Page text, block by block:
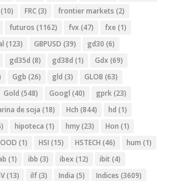
(10) FRC(3) frontier markets (2)
futuros (1162) fvx (47) fxe (1)
(123) GBPUSD (39) gd30 (6)
gd35d (8) gd38d (1) Gdx (69)
Ggb (26) gld (3) GLOB (63)
Gold (548) Googl (40) gprk(23)
de soja (18) Hch (844) hd (1)
hipoteca (1) hmy(23) Hon (1)
(1) HSI (15) HSTECH (46) hum (1)
(1) ibb (3) ibex (12) ibit (4)
(13) ilf(3) India (5) Indices (3609)